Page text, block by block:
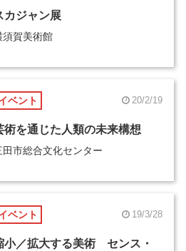
カジャン展
須賀美術館
ベント 20/2/19
術を通じた人類の未来構想
田市総合文化センター
ベント 19/3/28
小／拡大する美術 センス・